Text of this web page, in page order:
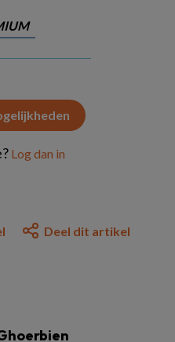
Log dan in
Deel dit artikel